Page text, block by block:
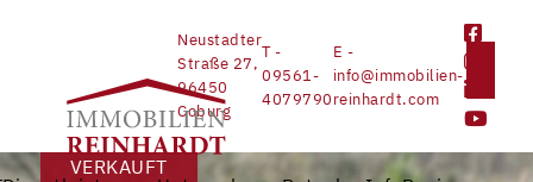
Neustadter
Straße 27,
96450
Coburg
T -
09561-
4079790
E -
info@immobilien-
reinhardt.com
VERKAUFT